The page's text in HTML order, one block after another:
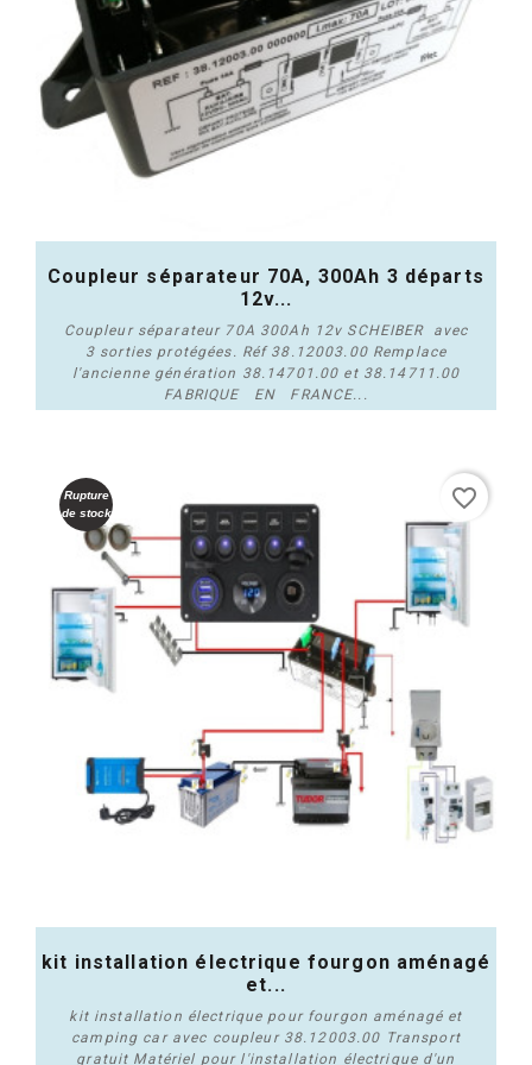
Coupleur séparateur 70A, 300Ah 3 départs
12v...
Coupleur séparateur 70A 300Ah 12v SCHEIBER avec
3 sorties protégées. Réf 38.12003.00 Remplace
l'ancienne génération 38.14701.00 et 38.14711.00
FABRIQUE EN FRANCE...
Rupture
de stock
kit installation électrique fourgon aménagé
et...
kit installation électrique pour fourgon aménagé et
camping car avec coupleur 38.12003.00 Transport
gratuit Matériel pour l'installation électrique d'un
favorite_border